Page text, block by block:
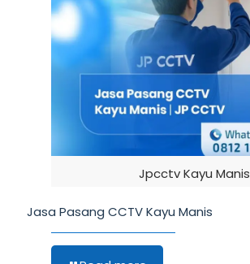
Jpcctv Kayu Manis
Jasa Pasang CCTV Kayu Manis